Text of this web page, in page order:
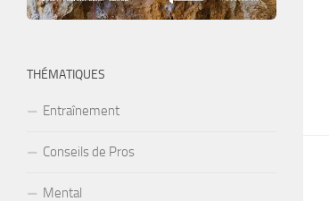
THÉMATIQUES
Entraînement
Conseils de Pros
Mental